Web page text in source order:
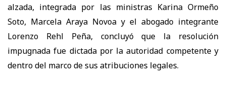
alzada, integrada por las ministras Karina Ormeño
Soto, Marcela Araya Novoa y el abogado integrante
Lorenzo Rehl Peña, concluyó que la resolución
impugnadafue dictada por la autoridad competente y
dentro del marco de sus atribuciones legales.